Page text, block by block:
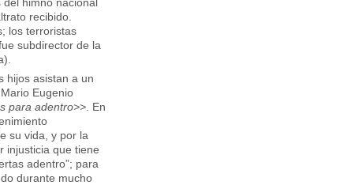
recibido.
los terroristas
subdirector de la
hijos asistan a un
Eugenio
para adentro>> . En
su vida, y por la
injusticia que tiene
adentro”; para
durante mucho